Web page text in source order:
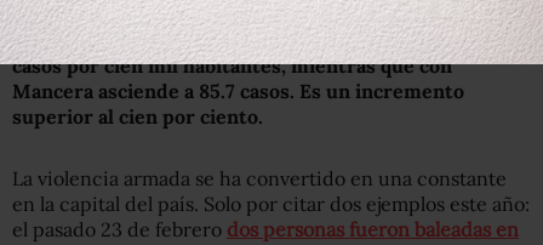
La tasa de lesiones dolosas con armas de fuego en los
primeros cinco años del sexenio con Ebrard fue de 42.3
casos por cien mil habitantes, mientras que con
Mancera asciende a 85.7 casos. Es un incremento
superior al cien por ciento.
La violencia armada se ha convertido en una constante
en la capital del país. Solo por citar dos ejemplos este año:
el pasado 23 de febrero dos personas fueron baleadas en